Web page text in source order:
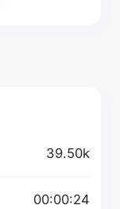
39.50k
00:00:24